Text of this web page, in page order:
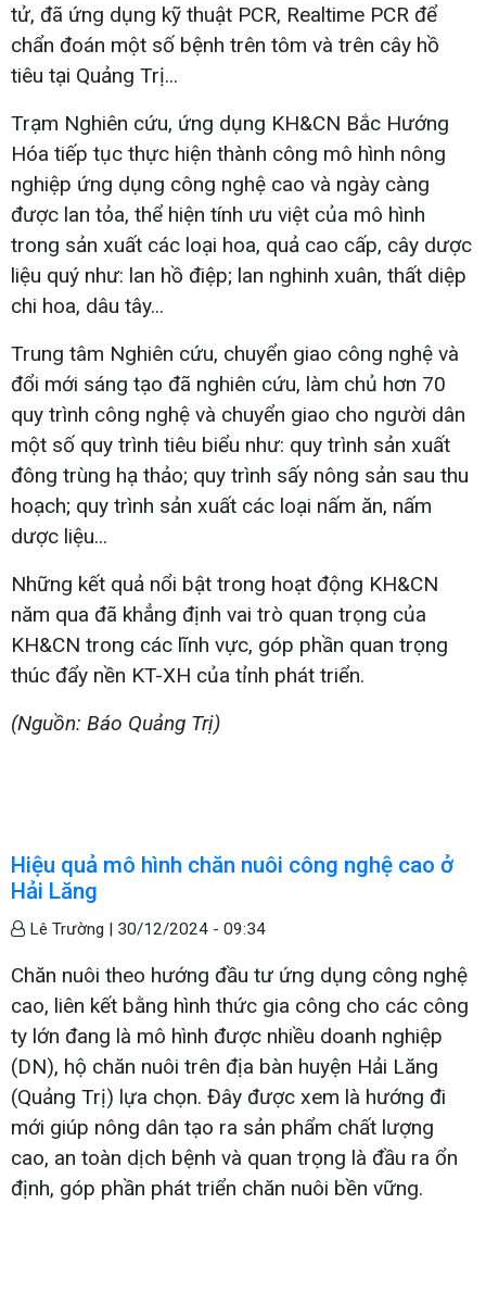
tử, đã ứng dụng kỹ thuật PCR, Realtime PCR để
chẩn đoán một số bệnh trên tôm và trên cây hồ
tiêu tại Quảng Trị...
Trạm Nghiên cứu, ứng dụng KH&CN Bắc Hướng
Hóa tiếp tục thực hiện thành công mô hình nông
nghiệp ứng dụng công nghệ cao và ngày càng
được lan tỏa, thể hiện tính ưu việt của mô hình
trong sản xuất các loại hoa, quả cao cấp, cây dược
liệu quý như: lan hồ điệp; lan nghinh xuân, thất diệp
chi hoa, dâu tây...
Trung tâm Nghiên cứu, chuyển giao công nghệ và
đổi mới sáng tạo đã nghiên cứu, làm chủ hơn 70
quy trình công nghệ và chuyển giao cho người dân
một số quy trình tiêu biểu như: quy trình sản xuất
đông trùng hạ thảo; quy trình sấy nông sản sau thu
hoạch; quy trình sản xuất các loại nấm ăn, nấm
dược liệu...
Những kết quả nổi bật trong hoạt động KH&CN
năm qua đã khẳng định vai trò quan trọng của
KH&CN trong các lĩnh vực, góp phần quan trọng
thúc đẩy nền KT-XH của tỉnh phát triển.
(Nguồn: Báo Quảng Trị)
Hiệu quả mô hình chăn nuôi công nghệ cao ở
Hải Lăng
Lê Trường | 30/12/2024 - 09:34
Chăn nuôi theo hướng đầu tư ứng dụng công nghệ
cao, liên kết bằng hình thức gia công cho các công
ty lớn đang là mô hình được nhiều doanh nghiệp
(DN), hộ chăn nuôi trên địa bàn huyện Hải Lăng
(Quảng Trị) lựa chọn. Đây được xem là hướng đi
mới giúp nông dân tạo ra sản phẩm chất lượng
cao, an toàn dịch bệnh và quan trọng là đầu ra ổn
định, góp phần phát triển chăn nuôi bền vững.